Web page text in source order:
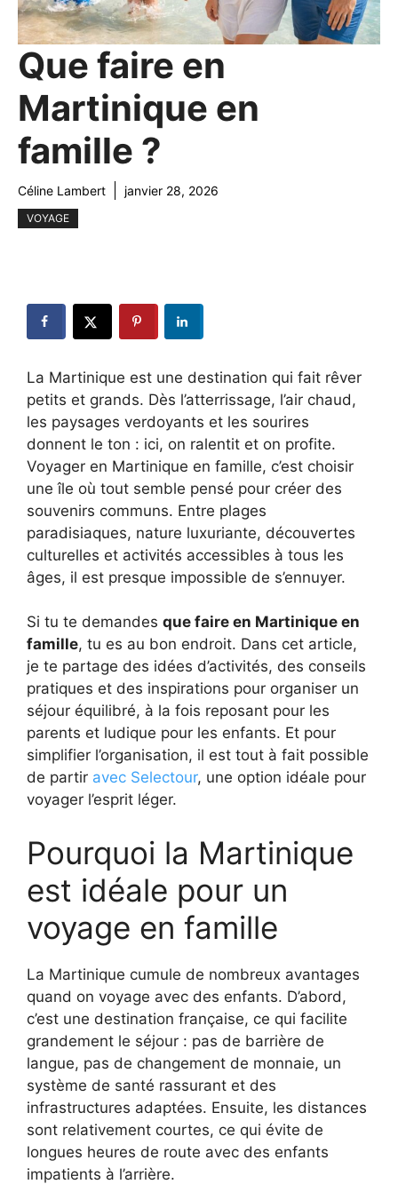
Que faire en
Martinique en
famille ?
Céline Lambert janvier 28, 2026
VOYAGE
La Martinique est une destination qui fait rêver
petits et grands. Dès l’atterrissage, l’air chaud,
les paysages verdoyants et les sourires
donnent le ton : ici, on ralentit et on profite.
Voyager en Martinique en famille, c’est choisir
une île où tout semble pensé pour créer des
souvenirs communs. Entre plages
paradisiaques, nature luxuriante, découvertes
culturelles et activités accessibles à tous les
âges, il est presque impossible de s’ennuyer.
Si tu te demandes que faire en Martinique en
famille, tu es au bon endroit. Dans cet article,
je te partage des idées d’activités, des conseils
pratiques et des inspirations pour organiser un
séjour équilibré, à la fois reposant pour les
parents et ludique pour les enfants. Et pour
simplifier l’organisation, il est tout à fait possible
de partir avec Selectour, une option idéale pour
voyager l’esprit léger.
Pourquoi la Martinique
est idéale pour un
voyage en famille
La Martinique cumule de nombreux avantages
quand on voyage avec des enfants. D’abord,
c’est une destination française, ce qui facilite
grandement le séjour : pas de barrière de
langue, pas de changement de monnaie, un
système de santé rassurant et des
infrastructures adaptées. Ensuite, les distances
sont relativement courtes, ce qui évite de
longues heures de route avec des enfants
impatients à l’arrière.